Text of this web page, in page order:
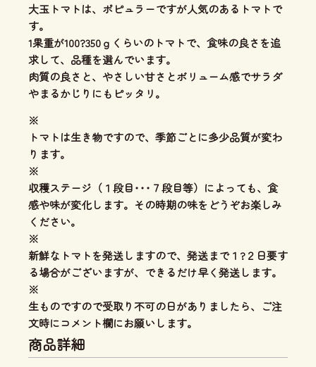
大玉トマトは、ポピュラーですが人気のあるトマトで
す。
1果重が100?350ｇくらいのトマトで、食味の良さを追
求して、品種を選んでいます。
肉質の良さと、やさしい甘さとボリューム感でサラダ
やまるかじりにもピッタリ。
※
トマトは生き物ですので、季節ごとに多少品質が変わ
ります。
※
収穫ステージ（１段目･･･７段目等）によっても、食
感や味が変化します。その時期の味をどうぞお楽しみ
ください。
※
新鮮なトマトを発送しますので、発送まで１?２日要す
る場合がございますが、できるだけ早く発送します。
※
生ものですので受取り不可の日がありましたら、ご注
文時にコメント欄にお願いします。
商品詳細